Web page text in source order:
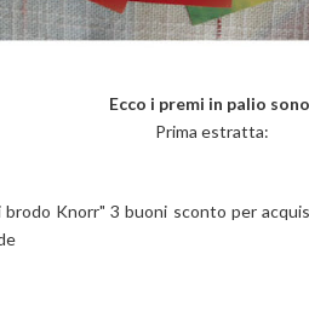
Ecco i premi in palio sono
Prima estratta:
brodo Knorr" 3 buoni sconto per